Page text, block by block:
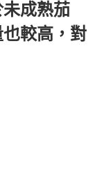
成熟茄
較高，對